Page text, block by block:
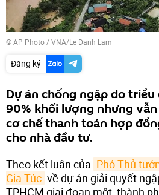
© AP Photo / VNA/Le Danh Lam
Đăng ký
Dự án chống ngập do
90% khối lượng nhưng
cơ chế thanh toán hợp
cho nhà đầu tư.
Theo kết luận của Phó Thủ
Gia Túc về dự án giải quyết
TPHCM giai đoạn một, thành